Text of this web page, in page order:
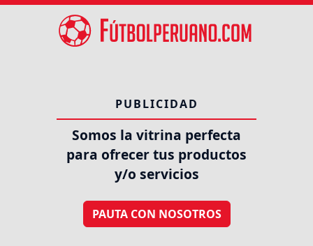
PUBLICIDAD
Somos la vitrina perfecta
para ofrecer tus productos
y/o servicios
PAUTA CON NOSOTROS